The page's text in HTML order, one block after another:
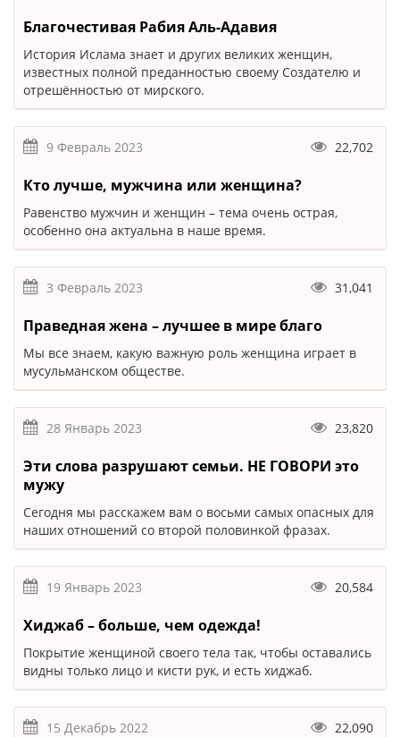
Благочестивая Рабия Аль-Адавия
История Ислама знает и других великих женщин,
известных полной преданностью своему Создателю и
отрешённостью от мирского.
9 Февраль 2023 22,702
Кто лучше, мужчина или женщина?
Равенство мужчин и женщин – тема очень острая,
особенно она актуальна в наше время.
3 Февраль 2023 31,041
Праведная жена – лучшее в мире благо
Мы все знаем, какую важную роль женщина играет в
мусульманском обществе.
28 Январь 2023 23,820
Эти слова разрушают семьи. НЕ ГОВОРИ это
мужу
Сегодня мы расскажем вам о восьми самых опасных для
наших отношений со второй половинкой фразах.
19 Январь 2023 20,584
Хиджаб – больше, чем одежда!
Покрытие женщиной своего тела так, чтобы оставались
видны только лицо и кисти рук, и есть хиджаб.
15 Декабрь 2022 22,090